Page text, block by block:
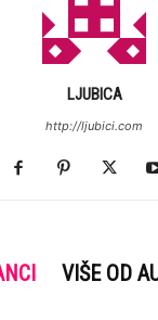
LJUBICA
http://ljubici.com
VIŠE OD